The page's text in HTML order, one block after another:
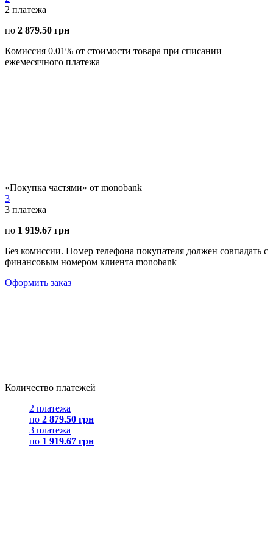
2 платежа
по 2 879.50 грн
Комиссия 0.01% от стоимости товара при списании
ежемесячного платежа
«Покупка частями» от monobank
3
3 платежа
по 1 919.67 грн
Без комиссии. Номер телефона покупателя должен совпадать с
финансовым номером клиента monobank
Оформить заказ
Количество платежей
2 платежа
по 2 879.50 грн
3 платежа
по 1 919.67 грн